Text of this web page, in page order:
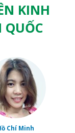
KINH
QUỐC
Minh